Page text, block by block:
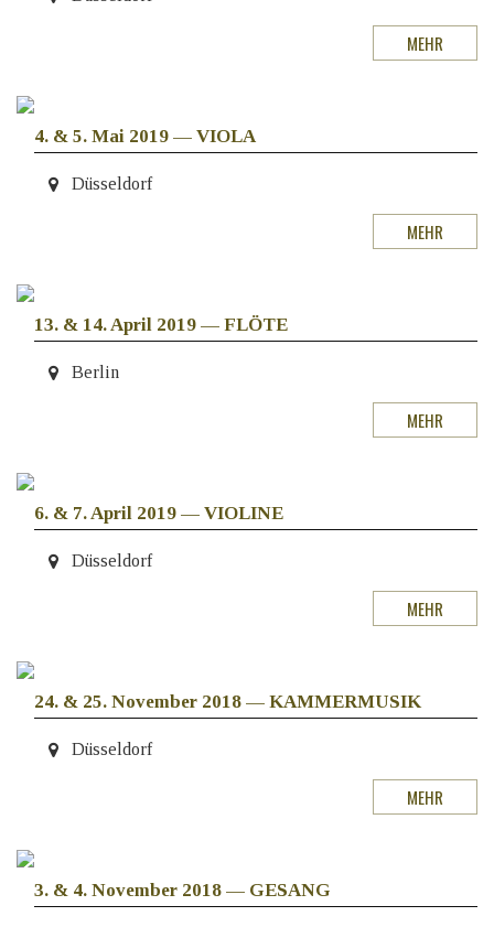
MEHR
4. & 5. Mai 2019 — VIOLA
Düsseldorf
MEHR
13. & 14. April 2019 — FLÖTE
Berlin
MEHR
6. & 7. April 2019 — VIOLINE
Düsseldorf
MEHR
24. & 25. November 2018 — KAMMERMUSIK
Düsseldorf
MEHR
3. & 4. November 2018 — GESANG